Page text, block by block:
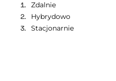
Zdalnie
Hybrydowo
Stacjonarnie